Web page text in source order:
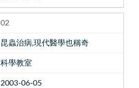
02
昆蟲治病,現代醫學也稱奇
科學教室
2003-06-05